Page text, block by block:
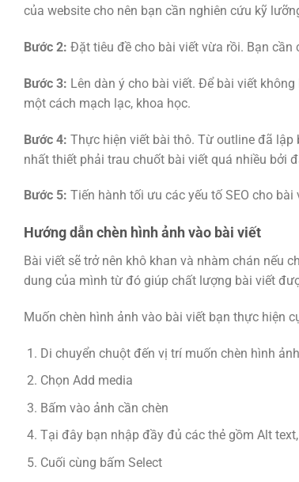
của website cho nên bạn cần nghiên cứu kỹ
Bước 2: Đặt tiêu đề cho bài viết vừa rồi. Bạn
Bước 3: Lên dàn ý cho bài viết. Để bài viết
một cách mạch lạc, khoa học.
Bước 4: Thực hiện viết bài thô. Từ outline đã
nhất thiết phải trau chuốt bài viết quá nhiều bởi
Bước 5: Tiến hành tối ưu các yếu tố SEO cho
Hướng dẫn chèn hình ảnh vào bài viết
Bài viết sẽ trở nên khô khan và nhàm chán nếu
dung của mình từ đó giúp chất lượng bài viết
Muốn chèn hình ảnh vào bài viết bạn thực hiện
Di chuyển chuột đến vị trí muốn chèn hình ảnh
Chọn Add media
Bấm vào ảnh cần chèn
Tại đây bạn nhập đầy đủ các thẻ gồm Alt
Cuối cùng bấm Select